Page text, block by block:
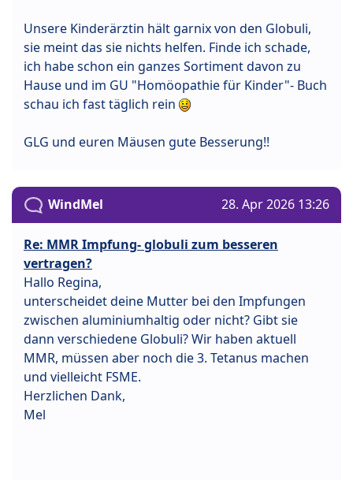
Unsere Kinderärztin hält garnix von den Globuli,
sie meint das sie nichts helfen. Finde ich schade,
ich habe schon ein ganzes Sortiment davon zu
Hause und im GU "Homöopathie für Kinder"- Buch
schau ich fast täglich rein
GLG und euren Mäusen gute Besserung!!
WindMel 28. Apr 2026 13:26
Re: MMR Impfung- globuli zum besseren
vertragen?
Hallo Regina,
unterscheidet deine Mutter bei den Impfungen
zwischen aluminiumhaltig oder nicht? Gibt sie
dann verschiedene Globuli? Wir haben aktuell
MMR, müssen aber noch die 3. Tetanus machen
und vielleicht FSME.
Herzlichen Dank,
Mel